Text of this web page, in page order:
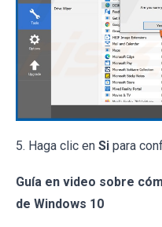
5. Haga clic en Si para
Guía en video sobre
de Windows 10